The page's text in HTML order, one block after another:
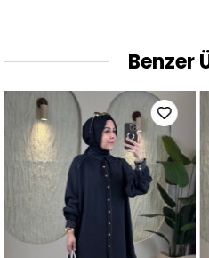
Benzer